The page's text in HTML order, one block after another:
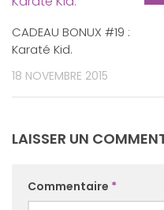
CADEAU BONUX #19 :
Karaté Kid.
18 NOVEMBRE 2015
LAISSER UN
Commentaire *